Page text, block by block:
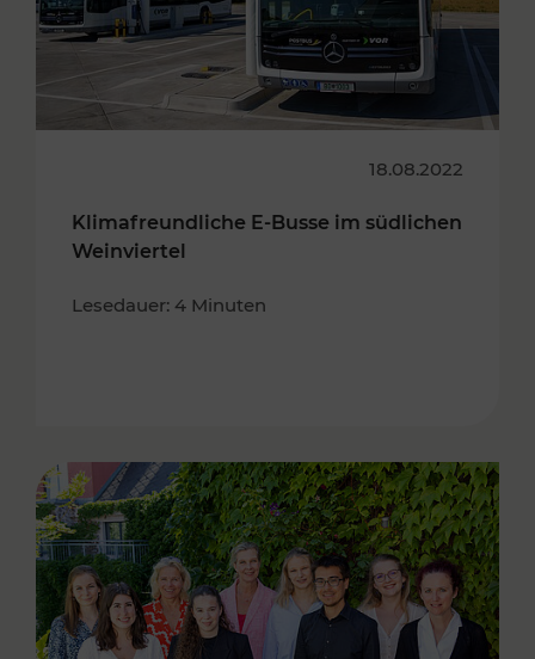
18.08.2022
Klimafreundliche E-Busse im südlichen
Weinviertel
Lesedauer: 4 Minuten